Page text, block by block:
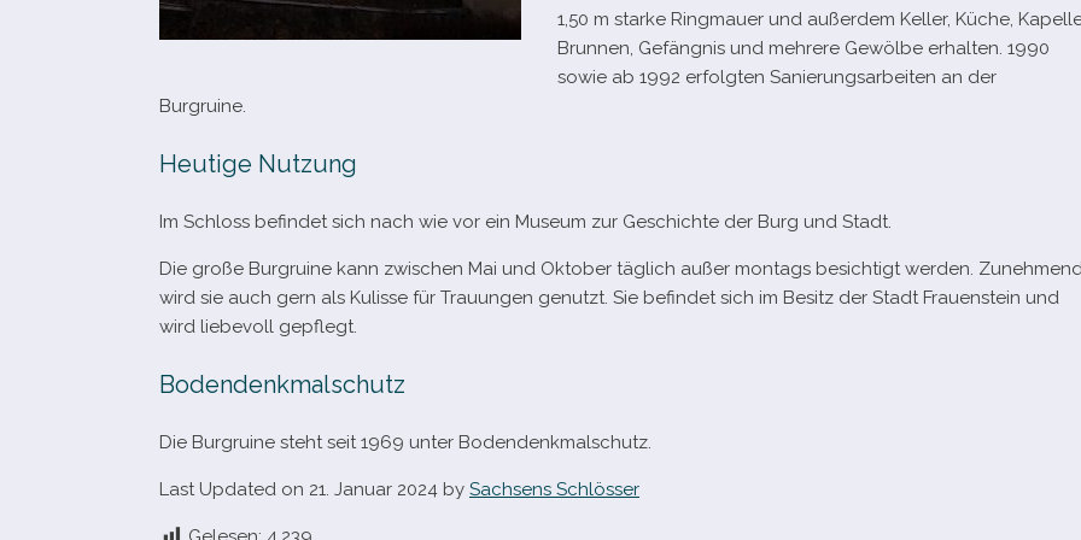
1,50 m starke Ringmauer und außer­dem Keller, Küche,
Brunnen, Gefängnis und meh­rere Gewölbe erhal­ten. 1990
sowie ab 1992 erfolg­ten Sanierungsarbeiten an der
Burgruine.
Heutige Nutzung
Im Schloss befin­det sich nach wie vor ein Museum zur Geschichte der Burg und Stadt.
Die große Burgruine kann zwi­schen Mai und Oktober täg­lich außer mon­tags besich­tigt wer­den.
wird sie auch gern als Kulisse für Trauungen genutzt. Sie befin­det sich im Besitz der Stadt Frauenstein und
wird lie­be­voll gepflegt.
Bodendenkmalschutz
Die Burgruine steht seit 1969 unter Bodendenkmalschutz.
Last Updated on 21. Januar 2024 by Sachsens Schlösser